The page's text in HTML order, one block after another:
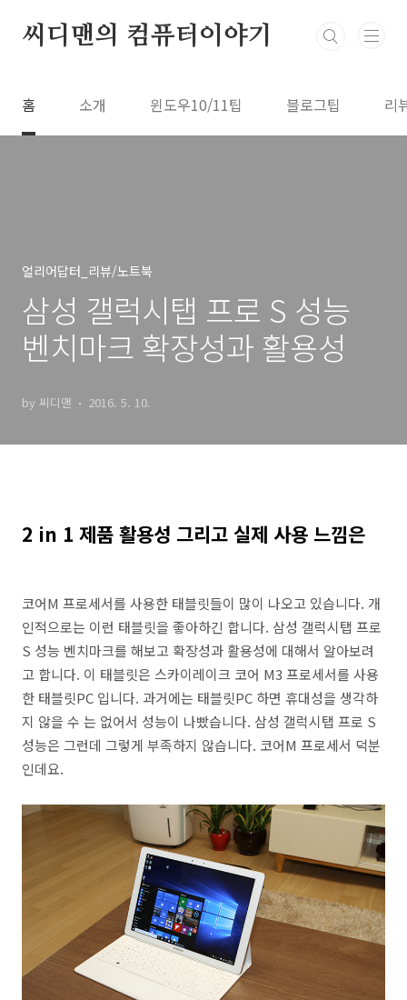
씨디맨의 컴퓨터이야기
홈 소개 윈도우10/11팁 블로그팁 리
얼리어답터_리뷰/노트북
삼성 갤럭시탭 프로 S 성능
벤치마크 확장성과 활용성
by 씨디맨 2016. 5. 10.
2 in 1 제품 활용성 그리고 실제 사용 느낌은
코어M 프로세서를 사용한 태블릿들이 많이 나오고 있습니다. 개
인적으로는 이런 태블릿을 좋아하긴 합니다. 삼성 갤럭시탭 프로
S 성능 벤치마크를 해보고 확장성과 활용성에 대해서 알아보려
고 합니다. 이 태블릿은 스카이레이크 코어 M3 프로세서를 사용
한 태블릿PC 입니다. 과거에는 태블릿PC 하면 휴대성을 생각하
지 않을 수 는 없어서 성능이 나빴습니다. 삼성 갤럭시탭 프로 S
성능은 그런데 그렇게 부족하지 않습니다. 코어M 프로세서 덕분
인데요.